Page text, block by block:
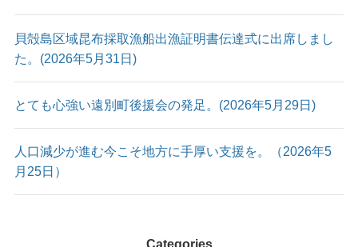
貝殻島区域昆布採取漁船出漁証明書伝達式に出席しまし
た。(2026年5月31日)
とても心強い遠別町後援会の発足。(2026年5月29日)
人口減少が進む今こそ地方に手厚い支援を。（2026年5
月25日）
Categories